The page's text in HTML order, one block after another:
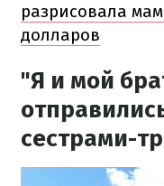
разрисовала
долларов
"Я и мой
сестрами-